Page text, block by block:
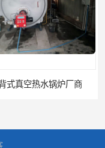
湿背式真空炉厂家